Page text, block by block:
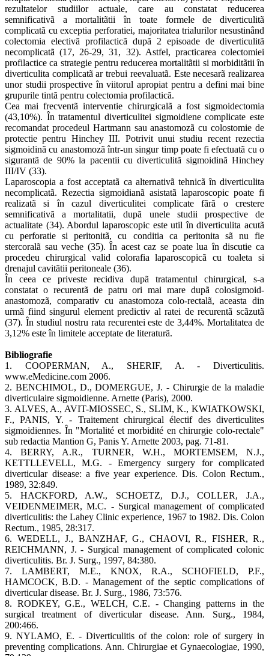
rezultatelor studiilor actuale, care au constatat reducerea
semnificativã a mortalitãtii în toate formele de diverticulitã
complicatã cu exceptia perforatiei, majoritatea trialurilor nesustinând
colectomia electivã profilacticã dupã 2 episoade de diverticulitã
necomplicatã (17, 26-29, 31, 32). Astfel, practicarea colectomiei
profilactice ca strategie pentru reducerea mortalitãtii si morbiditãtii în
diverticulita complicatã ar trebui reevaluatã. Este necesarã realizarea
unor studii prospective în viitorul apropiat pentru a defini mai bine
grupurile tintã pentru colectomia profilacticã.
Cea mai frecventã interventie chirurgicalã a fost sigmoidectomia
(43,10%). În tratamentul diverticulitei sigmoidiene complicate este
recomandat procedeul Hartmann sau anastomozã cu colostomie de
protectie pentru Hinchey III. Potrivit unui studiu recent rezectia
sigmoidinã cu anastomozã într-un singur timp poate fi efectuatã cu o
sigurantã de 90% la pacentii cu diverticulitã sigmoidinã Hinchey
III/IV (33).
Laparoscopia a fost acceptatã ca alternativã tehnicã în diverticulita
necomplicatã. Rezectia sigmoidianã asistatã laparoscopic poate fi
realizatã si în cazul diverticulitei complicate fãrã o crestere
semnificativã a mortalitatii, dupã unele studii prospective de
actualitate (34). Abordul laparoscopic este util în diverticulita acutã
cu perforatie si peritonitã, cu conditia ca peritonita sã nu fie
stercoralã sau veche (35). În acest caz se poate lua în discutie ca
procedeu chirurgical valid colorafia laparoscopicã cu toaleta si
drenajul cavitãtii peritoneale (36).
În ceea ce priveste recidiva dupã tratamentul chirurgical, s-a
constatat o recurentã de patru ori mai mare dupã colosigmoid-
anastomozã, comparativ cu anastomoza colo-rectalã, aceasta din
urmã fiind singurul element predictiv al ratei de recurentã scãzutã
(37). În studiul nostru rata recurentei este de 3,44%. Mortalitatea de
3,12% este în limitele acceptate de literaturã.
Bibliografie
1. COOPERMAN, A., SHERIF, A. - Diverticulitis.
www.eMedicine.com 2006.
2. BENCHIMOL, D., DOMERGUE, J. - Chirurgie de la maladie
diverticulaire sigmoidienne. Arnette (Paris), 2000.
3. ALVES, A., AVIT-MIOSSEC, S., SLIM, K., KWIATKOWSKI,
F., PANIS, Y. - Traitement chirurgical électif des diverticulites
sigmoidiennes. În "Mortalité et morbidité en chirurgie colo-rectale"
sub redactia Mantion G, Panis Y. Arnette 2003, pag. 71-81.
4. BERRY, A.R., TURNER, W.H., MORTEMSEM, N.J.,
KETTLLEVELL, M.G. - Emergency surgery for complicated
diverticular disease: a five year experience. Dis. Colon Rectum.,
1989, 32:849.
5. HACKFORD, A.W., SCHOETZ, D.J., COLLER, J.A.,
VEIDENMEIMER, M.C. - Surgical management of complicated
diverticulitis: the Lahey Clinic experience, 1967 to 1982. Dis. Colon
Rectum., 1985, 28:317.
6. WEDELL, J., BANZHAF, G., CHAOVI, R., FISHER, R.,
REICHMANN, J. - Surgical management of complicated colonic
diverticulitis. Br. J. Surg., 1997, 84:380.
7. LAMBERT, M.E., KNOX, R.A., SCHOFIELD, P.F.,
HAMCOCK, B.D. - Management of the septic complications of
diverticular disease. Br. J. Surg., 1986, 73:576.
8. RODKEY, G.E., WELCH, C.E. - Changing patterns in the
surgical treatment of diverticular disease. Ann. Surg., 1984,
200:466.
9. NYLAMO, E. - Diverticulitis of the colon: role of surgery in
preventing complications. Ann. Chirurgiae et Gynaecologiae, 1990,